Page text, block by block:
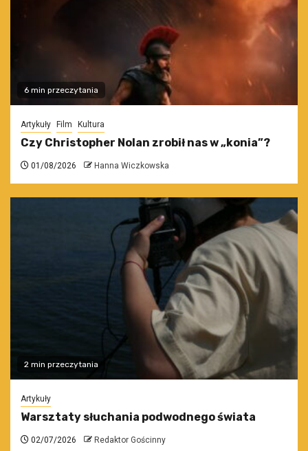
6 min przeczytania
Artykuły Film Kultura
Czy Christopher Nolan zrobił nas w „konia”?
01/08/2026 Hanna Wiczkowska
2 min przeczytania
Artykuły
Warsztaty słuchania podwodnego świata
02/07/2026 Redaktor Gościnny